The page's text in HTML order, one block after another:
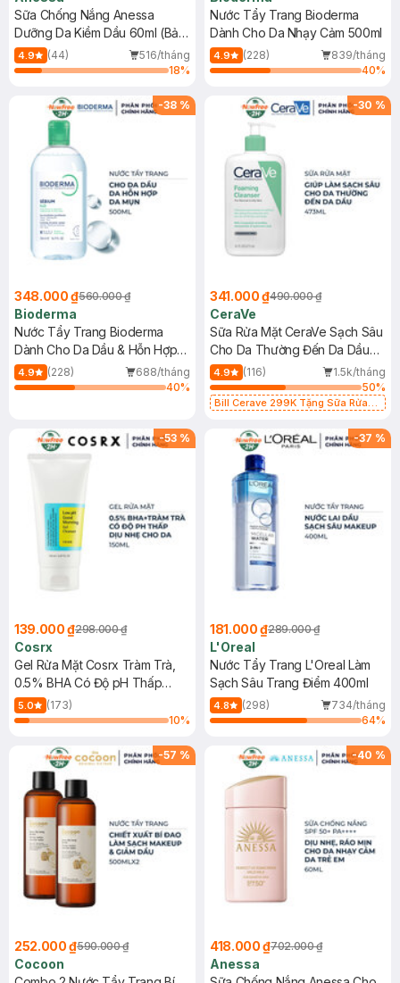
Sữa Chống Nắng Anessa
Dưỡng Da Kiềm Dầu 60ml (Bản
Mới)
4.9 (44)
516/tháng
18%
Nước Tẩy Trang Bioderma
Dành Cho Da Nhạy Cảm 500ml
4.9 (228)
839/tháng
40%
-38 %
348.000 ₫560.000 ₫
Bioderma
Nước Tẩy Trang Bioderma
Dành Cho Da Dầu & Hỗn Hợp
500ml
4.9 (228)
688/tháng
40%
-30 %
341.000 ₫490.000 ₫
CeraVe
Sữa Rửa Mặt CeraVe Sạch Sâu
Cho Da Thường Đến Da Dầu
473ml
4.9 (116)
1.5k/tháng
50%
Bill Cerave 299K Tặng Sữa Rửa
-53 %
139.000 ₫298.000 ₫
Cosrx
Gel Rửa Mặt Cosrx Tràm Trà,
0.5% BHA Có Độ pH Thấp
150ml
5.0
(173)
10%
-37 %
181.000 ₫289.000 ₫
L'Oreal
Nước Tẩy Trang L'Oreal Làm
Sạch Sâu Trang Điểm 400ml
4.8 (298)
734/tháng
64%
-57 %
252.000 ₫590.000 ₫
Cocoon
-40 %
418.000 ₫702.000 ₫
Anessa